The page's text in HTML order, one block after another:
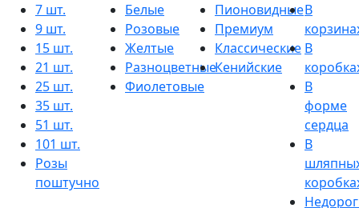
7 шт.
9 шт.
15 шт.
21 шт.
25 шт.
35 шт.
51 шт.
101 шт.
Розы
поштучно
Белые
Розовые
Желтые
Разноцветные
Фиолетовые
Пионовидные
Премиум
Классические
Кенийские
В
В
В
форме
сердца
В